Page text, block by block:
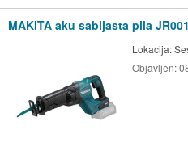
MAKITA aku sabljasta pila
Lokacija:
Objavljen: